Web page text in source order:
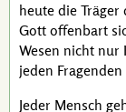
heute die
Gott offenbart
Wesen nicht nur
jeden
Jeder Mensch